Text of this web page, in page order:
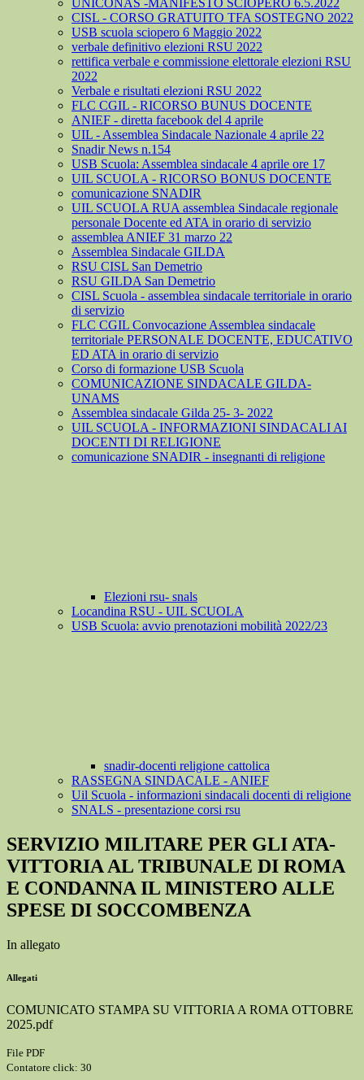
UNICONAS -MANIFESTO SCIOPERO 6.5.2022
CISL - CORSO GRATUITO TFA SOSTEGNO 2022
USB scuola sciopero 6 Maggio 2022
verbale definitivo elezioni RSU 2022
rettifica verbale e commissione elettorale elezioni RSU
2022
Verbale e risultati elezioni RSU 2022
FLC CGIL - RICORSO BUNUS DOCENTE
ANIEF - diretta facebook del 4 aprile
UIL - Assemblea Sindacale Nazionale 4 aprile 22
Snadir News n.154
USB Scuola: Assemblea sindacale 4 aprile ore 17
UIL SCUOLA - RICORSO BONUS DOCENTE
comunicazione SNADIR
UIL SCUOLA RUA assemblea Sindacale regionale
personale Docente ed ATA in orario di servizio
assemblea ANIEF 31 marzo 22
Assemblea Sindacale GILDA
RSU CISL San Demetrio
RSU GILDA San Demetrio
CISL Scuola - assemblea sindacale territoriale in orario
di servizio
FLC CGIL Convocazione Assemblea sindacale
territoriale PERSONALE DOCENTE, EDUCATIVO
ED ATA in orario di servizio
Corso di formazione USB Scuola
COMUNICAZIONE SINDACALE GILDA-
UNAMS
Assemblea sindacale Gilda 25- 3- 2022
UIL SCUOLA - INFORMAZIONI SINDACALI AI
DOCENTI DI RELIGIONE
comunicazione SNADIR - insegnanti di religione
Elezioni rsu- snals
Locandina RSU - UIL SCUOLA
USB Scuola: avvio prenotazioni mobilità 2022/23
snadir-docenti religione cattolica
RASSEGNA SINDACALE - ANIEF
Uil Scuola - informazioni sindacali docenti di religione
SNALS - presentazione corsi rsu
SERVIZIO MILITARE PER GLI ATA-
VITTORIA AL TRIBUNALE DI ROMA
E CONDANNA IL MINISTERO ALLE
SPESE DI SOCCOMBENZA
In allegato
Allegati
COMUNICATO STAMPA SU VITTORIA A ROMA OTTOBRE
2025.pdf
File PDF
Contatore click: 30